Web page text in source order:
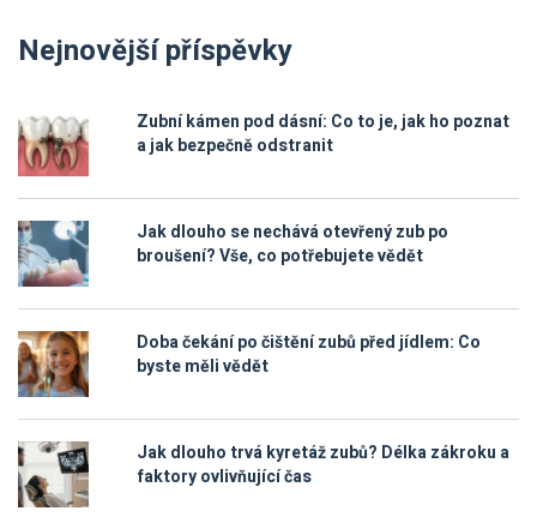
Nejnovější příspěvky
Zubní kámen pod dásní: Co to je, jak ho poznat
a jak bezpečně odstranit
Jak dlouho se nechává otevřený zub po
broušení? Vše, co potřebujete vědět
Doba čekání po čištění zubů před jídlem: Co
byste měli vědět
Jak dlouho trvá kyretáž zubů? Délka zákroku a
faktory ovlivňující čas